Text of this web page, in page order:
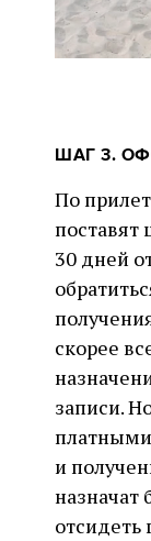
ШАГ 3.
По
поставят
30 дней
скорее
записи.
и
назначат
отсидеть